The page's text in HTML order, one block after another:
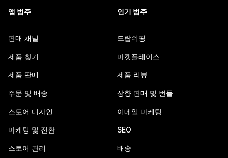
앱 범주
판매 채널
제품 찾기
제품 판매
주문 및 배송
스토어 디자인
마케팅 및 전환
스토어 관리
인기 범주
드랍쉬핑
마켓플레이스
제품 리뷰
상향 판매 및 번들
이메일 마케팅
SEO
배송